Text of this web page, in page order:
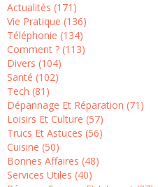
Actualités (171)
Vie Pratique (136)
Téléphonie (134)
Comment ? (113)
Divers (104)
Santé (102)
Tech (81)
Dépannage Et Réparation (71)
Loisirs Et Culture (57)
Trucs Et Astuces (56)
Cuisine (50)
Bonnes Affaires (48)
Services Utiles (40)